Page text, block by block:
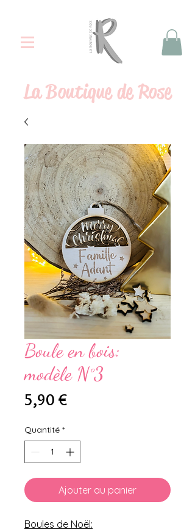
LaBoutique de Rose
Boule en bois:
modèle N°3
5,90 €Prix
Quantité *
Ajouter au panier
Boules de Noël: